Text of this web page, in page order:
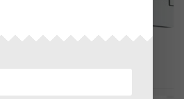
declararea cadourilor